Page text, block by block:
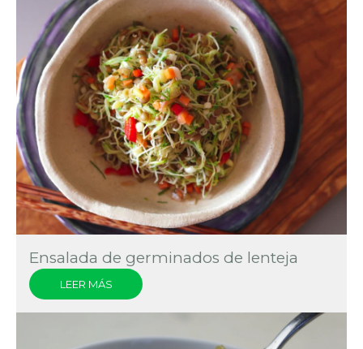
Ensalada de germinados de lenteja
LEER MÁS